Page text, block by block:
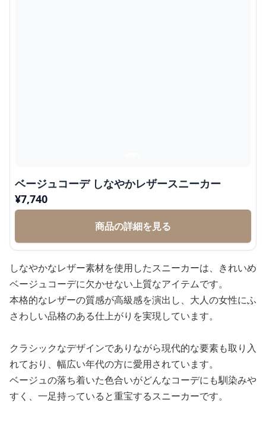
ベージュコーデ しなやかレザースニーカー
¥7,740
商品の詳細を見る
しなやかなレザー素材を使用したスニーカーは、きれいめ
ベージュコーデに欠かせない上質なアイテムです。
本格的なレザーの質感が高級感を演出し、大人の女性にふ
さわしい品格のある仕上がりを実現しています。
クラシックなデザインでありながら現代的な要素も取り入
れており、幅広い年代の方に愛用されています。
ベージュの落ち着いた色合いがどんなコーデにも馴染みや
すく、一足持っていると重宝するスニーカーです。